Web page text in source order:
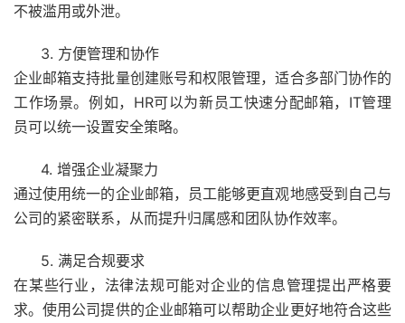
不被滥用或外泄。
3. 方便管理和协作
企业邮箱支持批量创建账号和权限管理，适合多部门协作的
工作场景。例如，HR可以为新员工快速分配邮箱，IT管理
员可以统一设置安全策略。
4. 增强企业凝聚力
通过使用统一的企业邮箱，员工能够更直观地感受到自己与
公司的紧密联系，从而提升归属感和团队协作效率。
5. 满足合规要求
在某些行业，法律法规可能对企业的信息管理提出严格要
求。使用公司提供的企业邮箱可以帮助企业更好地符合这些